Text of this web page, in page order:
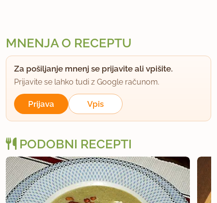
MNENJA O RECEPTU
Za pošiljanje mnenj se prijavite ali vpišite.
Prijavite se lahko tudi z Google računom.
Prijava Vpis
PODOBNI RECEPTI